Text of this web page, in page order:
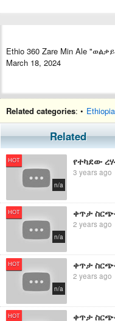
Ethio 360 Zare Min Ale
March 18, 2024
Related categories: •
Related
HOT
n/a
3 years ago
HOT
n/a
2 years ago
HOT
n/a
2 years ago
HOT